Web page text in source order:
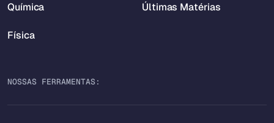
Química
Física
Últimas Matérias
NOSSAS FERRAMENTAS: